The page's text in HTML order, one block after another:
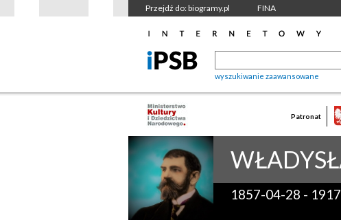
Przejdź do: biogramy.pl FINA
wyszukiwanie zaawansowane
Patronat
1857-04-28 -